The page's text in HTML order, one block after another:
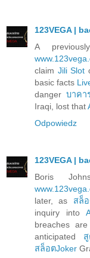
123VEGA |
A
claim Jili Slot
basic facts
dangerบาคา
Iraqi, lost that
Odpowiedz
123VEGA |
Boris
later, as สล็
inquiry into
breaches
anticipated
สล็อตJoker